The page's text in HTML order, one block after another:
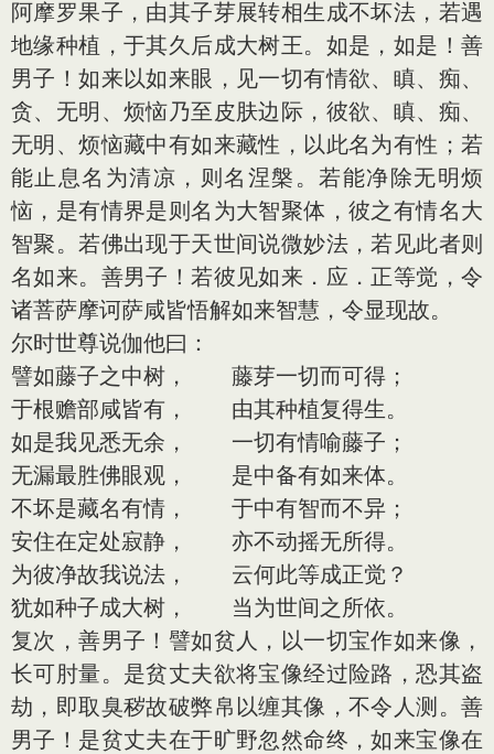
阿摩罗果子，由其子芽展转相生成不坏法，若遇
地缘种植，于其久后成大树王。如是，如是！善
男子！如来以如来眼，见一切有情欲、瞋、痴、
贪、无明、烦恼乃至皮肤边际，彼欲、瞋、痴、
无明、烦恼藏中有如来藏性，以此名为有性；若
能止息名为清凉，则名涅槃。若能净除无明烦
恼，是有情界是则名为大智聚体，彼之有情名大
智聚。若佛出现于天世间说微妙法，若见此者则
名如来。善男子！若彼见如来．应．正等觉，令
诸菩萨摩诃萨咸皆悟解如来智慧，令显现故。
尔时世尊说伽他曰：
譬如藤子之中树， 藤芽一切而可得；
于根赡部咸皆有， 由其种植复得生。
如是我见悉无余， 一切有情喻藤子；
无漏最胜佛眼观， 是中备有如来体。
不坏是藏名有情， 于中有智而不异；
安住在定处寂静， 亦不动摇无所得。
为彼净故我说法， 云何此等成正觉？
犹如种子成大树， 当为世间之所依。
复次，善男子！譬如贫人，以一切宝作如来像，
长可肘量。是贫丈夫欲将宝像经过险路，恐其盗
劫，即取臭秽故破弊帛以缠其像，不令人测。善
男子！是贫丈夫在于旷野忽然命终，如来宝像在